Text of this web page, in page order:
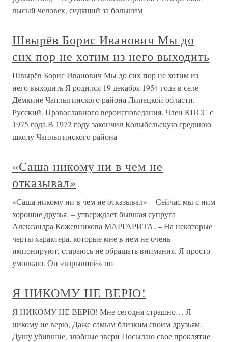
лысый человек, сидящий за большим
Швырёв Борис Иванович Мы до
сих пор не хотим из него выходить
Швырёв Борис Иванович Мы до сих пор не хотим из
него выходить Я родился 19 декабря 1954 года в селе
Дёмкине Чаплыгинского района Липецкой области.
Русский. Православного вероисповедания. Член КПСС с
1975 года.В 1972 году закончил Колыбельскую среднюю
школу Чаплыгинского района
«Саша никому ни в чем не
отказывал»
«Саша никому ни в чем не отказывал» – Сейчас мы с ним
хорошие друзья, – утверждает бывшая супруга
Александра Кожевникова МАРГАРИТА. – На некоторые
черты характера, которые мне в нем не очень
импонируют, стараюсь не обращать внимания. Я просто
умолкаю. Он «взрывной» по
Я НИКОМУ НЕ ВЕРЮ!
Я НИКОМУ НЕ ВЕРЮ! Мне сегодня страшно… Я
никому не верю, Даже самым близким своим друзьям.
Душу убившие, злобные звери Посылаю свое проклятие